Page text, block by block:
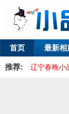
首页 最新相
推荐: 辽宁春晚小